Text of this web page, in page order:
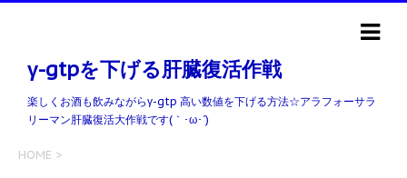
γ-gtpを下げる肝臓復活作戦
楽しくお酒も飲みながらγ-gtp 高い数値を下げる方法☆アラフォーサラ
リーマン肝臓復活大作戦です(｀･ω･´)ゞ
HOME >